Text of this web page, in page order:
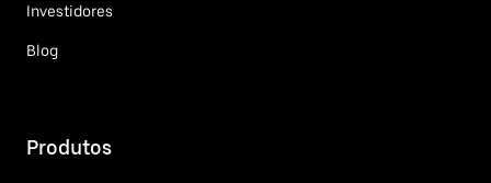
Investidores
Blog
Produtos